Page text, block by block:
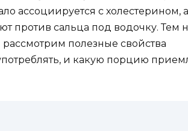
ассоциируется с холестерином, а
против сальца под водочку. Тем
полезные свойства
и какую порцию